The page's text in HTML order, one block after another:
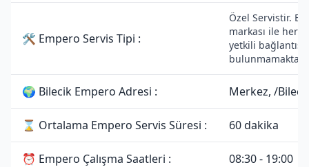
🛠 Empero Servis Tipi :
Özel Servistir.
markası ile
yetkili bağlantısı
🌍 Bilecik Empero Adresi : Merkez, /
⌛ Ortalama Empero Servis Süresi : 60 dakika
⏰ Empero Çalışma Saatleri : 08:30 - 19:00